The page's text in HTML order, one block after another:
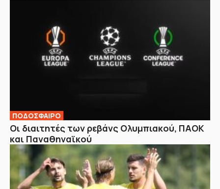
ΠΟΔΟΣΦΑΙΡΟ
Οι διαιτητές των ρεβάνς Ολυμπιακού, ΠΑΟΚ
και Παναθηναϊκού